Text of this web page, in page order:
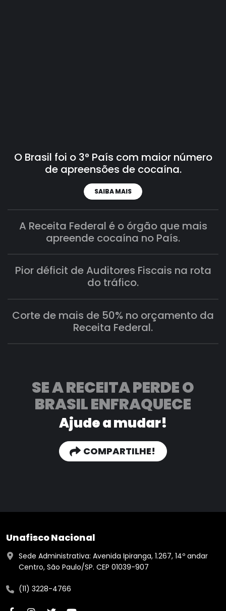
O Brasil foi o 3° País com maior número
de apreensões de cocaína.
SAIBA MAIS
A Receita Federal é o órgão que mais
apreende cocaína no País.
Pior déficit de Auditores Fiscais na rota
do tráfico.
Corte de mais de 50% no orçamento da
Receita Federal.
SE A RECEITA PERDEO
BRASIL ENFRAQUECE
Ajude a mudar!
COMPARTILHE!
Unafisco Nacional
Sede Administrativa: Avenida Ipiranga, 1.267, 14º andar
Centro, São Paulo/SP. CEP 01039-907
(11) 3228-4766